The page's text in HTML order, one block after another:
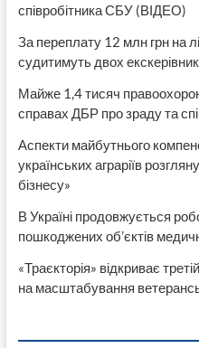
співробітника СБУ (ВІДЕО)
За переплату 12 млн грн на
судитимуть двох
Майже 1,4 тисяч
справах ДБР про зраду та
Аспекти майбутнього
українських аграріїв
бізнесу»
В Україні продовжується
пошкоджених об’єктів
«Траєкторія» відкриває
на масштабування